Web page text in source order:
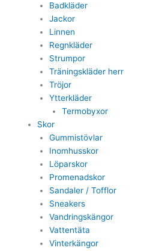
Badkläder
Jackor
Linnen
Regnkläder
Strumpor
Träningskläder herr
Tröjor
Ytterkläder
Termobyxor
Skor
Gummistövlar
Inomhusskor
Löparskor
Promenadskor
Sandaler / Tofflor
Sneakers
Vandringskängor
Vattentäta
Vinterkängor